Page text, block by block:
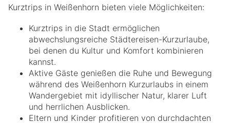
Kurztrips in Weißenhorn bieten viele Möglichkeiten:
Kurztrips in die Stadt ermöglichen
abwechslungsreiche Städtereisen-Kurzurlaube,
bei denen du Kultur und Komfort kombinieren
kannst.
Aktive Gäste genießen die Ruhe und Bewegung
während des Weißenhorn Kurzurlaubs in einem
Wandergebiet mit idyllischer Natur, klarer Luft
und herrlichen Ausblicken.
Eltern und Kinder profitieren von durchdachten